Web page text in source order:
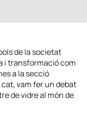
de la societat
i transformació com
a la secció
vam fer un debat
de vidre al món de